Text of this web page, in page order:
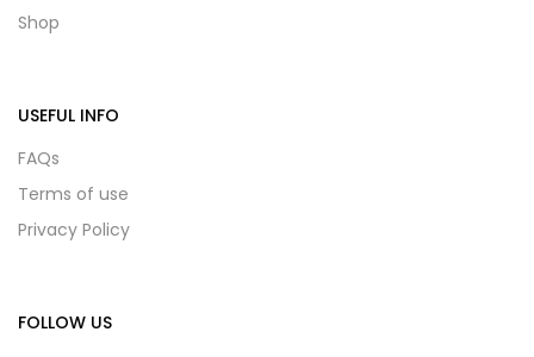
Shop
USEFUL INFO
FAQs
Terms of use
Privacy Policy
FOLLOW US